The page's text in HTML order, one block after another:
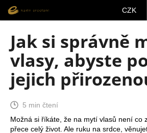
obsah
CZK
Jak si správně
vlasy, abyste
jejich
5 min čtení
Možná si říkáte, že na mytí vlasů není co
přece celý život. Ale ruku na srdce,
o
C
o
p
o
t
ř